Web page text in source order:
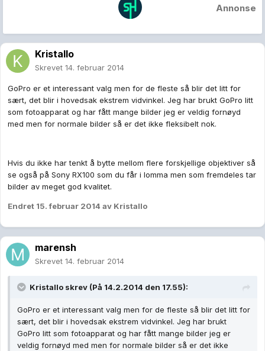
Annonse
Kristallo
Skrevet 14. februar 2014
GoPro er et interessant valg men for de fleste så blir det litt for
sært, det blir i hovedsak ekstrem vidvinkel. Jeg har brukt GoPro litt
som fotoapparat og har fått mange bilder jeg er veldig fornøyd
med men for normale bilder så er det ikke fleksibelt nok.
Hvis du ikke har tenkt å bytte mellom flere forskjellige objektiver så
se også på Sony RX100 som du får i lomma men som fremdeles tar
bilder av meget god kvalitet.
Endret 15. februar 2014 av Kristallo
marensh
Skrevet 14. februar 2014
Kristallo skrev (På 14.2.2014 den 17.55):
GoPro er et interessant valg men for de fleste så blir det litt for
sært, det blir i hovedsak ekstrem vidvinkel. Jeg har brukt
GoPro litt som fotoapparat og har fått mange bilder jeg er
veldig fornøyd med men for normale bilder så er det ikke